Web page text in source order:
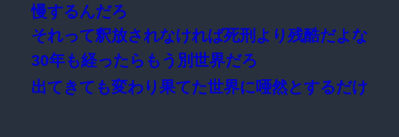
慢するんだろ
それって釈放されなければ死刑より残酷だよな
30年も経ったらもう別世界だろ
出てきても変わり果てた世界に唖然とするだけ